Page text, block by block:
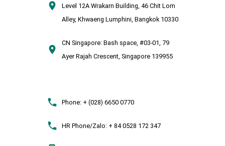
Level 12A Wrakarn Building, 46 Chit Lom
Alley, Khwaeng Lumphini, Bangkok 10330
CN Singapore: Bash space, #03-01, 79
Ayer Rajah Crescent, Singapore 139955
Phone:+ (028) 6650 0770
HR Phone/Zalo:+ 84 0528 172 347